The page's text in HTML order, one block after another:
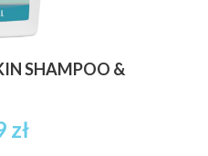
SHAMPOO &
zł